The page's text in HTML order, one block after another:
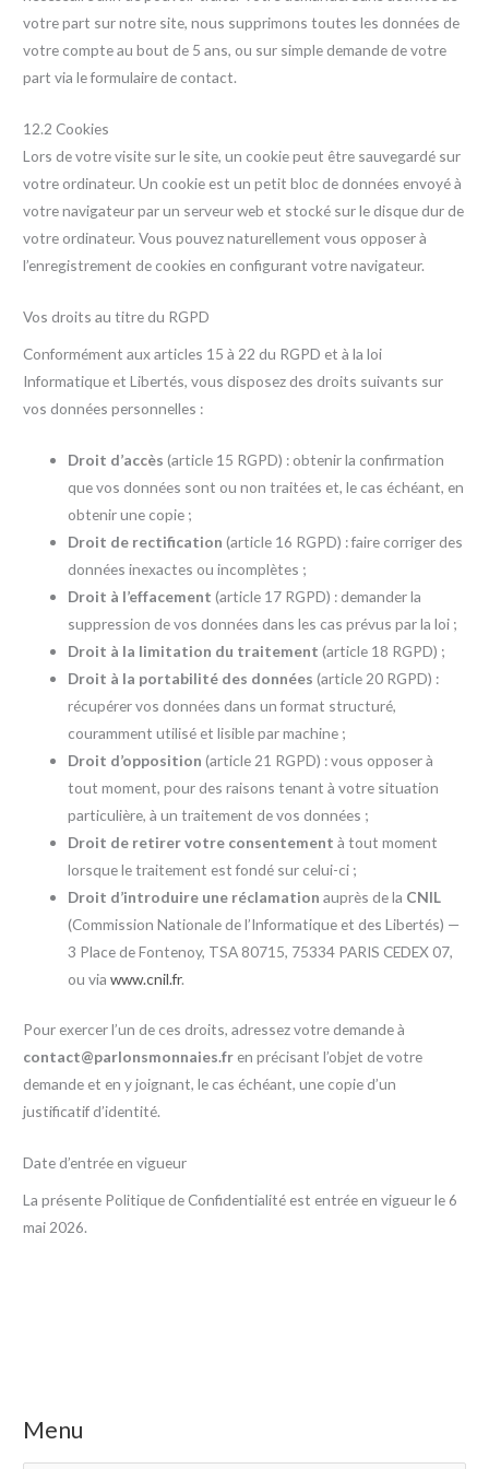
Menu
e
votre part sur notre site, nous supprimons toutes les données de
votre compte au bout de 5 ans, ou sur simple demande de votre
part via le formulaire de contact.
12.2 Cookies
Lors de votre visite sur le site, un cookie peut être sauvegardé sur
votre ordinateur. Un cookie est un petit bloc de données envoyé à
votre navigateur par un serveur web et stocké sur le disque dur de
votre ordinateur. Vous pouvez naturellement vous opposer à
l’enregistrement de cookies en configurant votre navigateur.
Vos droits au titre du RGPD
Conformément aux articles 15 à 22 du RGPD et à la loi
Informatique et Libertés, vous disposez des droits suivants sur
vos données personnelles :
Droit d’accès (article 15 RGPD) : obtenir la confirmation
que vos données sont ou non traitées et, le cas échéant, en
obtenir une copie ;
Droit de rectification (article 16 RGPD) : faire corriger des
données inexactes ou incomplètes ;
Droit à l’effacement (article 17 RGPD) : demander la
suppression de vos données dans les cas prévus par la loi ;
Droit à la limitation du traitement (article 18 RGPD) ;
Droit à la portabilité des données (article 20 RGPD) :
récupérer vos données dans un format structuré,
couramment utilisé et lisible par machine ;
Droit d’opposition (article 21 RGPD) : vous opposer à
tout moment, pour des raisons tenant à votre situation
particulière, à un traitement de vos données ;
Droit de retirer votre consentement à tout moment
lorsque le traitement est fondé sur celui-ci ;
Droit d’introduire une réclamation auprès de la CNIL
(Commission Nationale de l’Informatique et des Libertés) —
3 Place de Fontenoy, TSA 80715, 75334 PARIS CEDEX 07,
ou viawww.cnil.fr.
Pour exercer l’un de ces droits, adressez votre demande à
contact@parlonsmonnaies.fr en précisant l’objet de votre
demande et en y joignant, le cas échéant, une copie d’un
justificatif d’identité.
Date d’entrée en vigueur
La présente Politique de Confidentialité est entrée en vigueur le 6
mai 2026.